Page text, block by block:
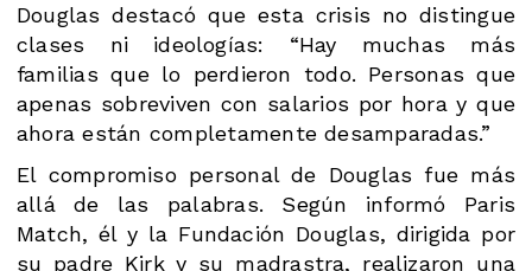
Douglas destacó que esta crisis no distingue
clases ni ideologías: “Hay muchas más
familias que lo perdieron todo. Personas que
apenas sobreviven con salarios por hora y que
ahora están completamente desamparadas.”
El compromiso personal de Douglas fue más
allá de las palabras. Según informó Paris
Match, él y la Fundación Douglas, dirigida por
su padre Kirk y su madrastra, realizaron una